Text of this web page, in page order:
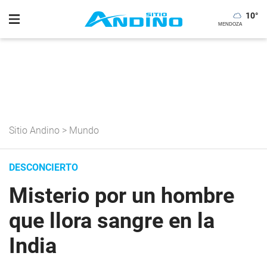
10°
Sitio Andino > Mundo
DESCONCIERTO
Misterio por un hombre
que llora sangre en la
India